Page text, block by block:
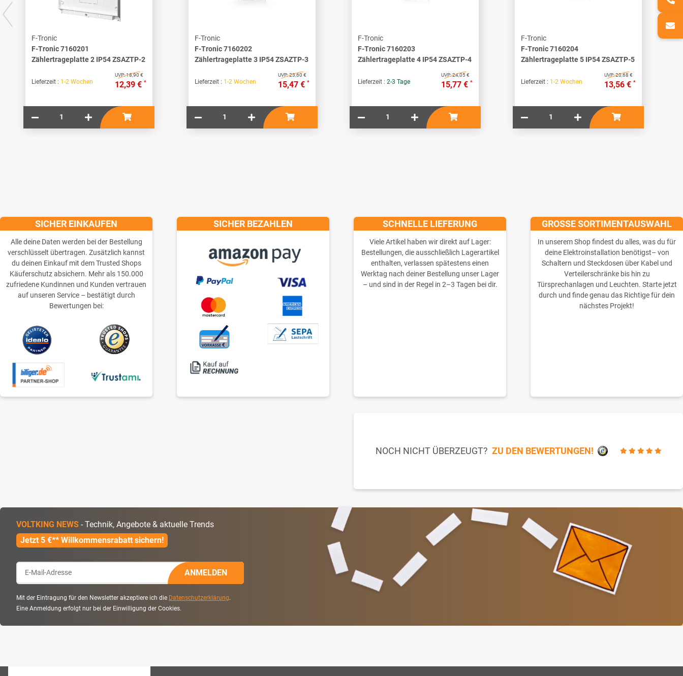
F-Tronic
F-Tronic 7160201
Zählertrageplatte 2 IP54 ZSAZTP-2
Lieferzeit : 1-2 Wochen
UVP:18,90 €
12,39 € *
F-Tronic
F-Tronic 7160202
Zählertrageplatte 3 IP54 ZSAZTP-3
Lieferzeit : 1-2 Wochen
UVP:23,60 €
15,47 € *
F-Tronic
F-Tronic 7160203
Zählertrageplatte 4 IP54 ZSAZTP-4
Lieferzeit : 2-3 Tage
UVP:24,05 €
15,77 € *
F-Tronic
F-Tronic 7160204
Zählertrageplatte 5 IP54 ZSAZTP-5
Lieferzeit : 1-2 Wochen
UVP:20,68 €
13,56 € *
VOLTKING NEWS - Technik, Angebote & aktuelle Trends
Jetzt 5 €** Willkommensrabatt sichern!
ANMELDEN
Mit der Eintragung für den Newsletter akzeptiere ich die Datenschutzerklärung.
Eine Anmeldung erfolgt nur bei der Einwilligung der Cookies.
SICHER EINKAUFEN
Alle deine Daten werden bei der Bestellung
verschlüsselt übertragen. Zusätzlich kannst
du deinen Einkauf mit dem Trusted Shops
Käuferschutz absichern. Mehr als 150.000
zufriedene Kundinnen und Kunden vertrauen
auf unseren Service – bestätigt durch
Bewertungen bei:
SICHER BEZAHLEN SCHNELLE LIEFERUNG
Viele Artikel haben wir direkt auf Lager:
Bestellungen, die ausschließlich Lagerartikel
enthalten, verlassen spätestens einen
Werktag nach deiner Bestellung unser Lager
– und sind in der Regel in 2–3 Tagen bei dir.
GROSSE SORTIMENTAUSWAHL
In unserem Shop findest du alles, was du für
deine Elektroinstallation benötigst– von
Schaltern und Steckdosen über Kabel und
Verteilerschränke bis hin zu
Türsprechanlagen und Leuchten. Starte jetzt
durch und finde genau das Richtige für dein
nächstes Projekt!
NOCH NICHT ÜBERZEUGT? ZU DEN BEWERTUNGEN!